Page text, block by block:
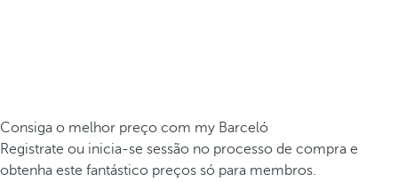
Consiga o melhor preço com my Barceló
Registrate ou inicia-se sessão no processo de compra e
obtenha este fantástico preços só para membros.